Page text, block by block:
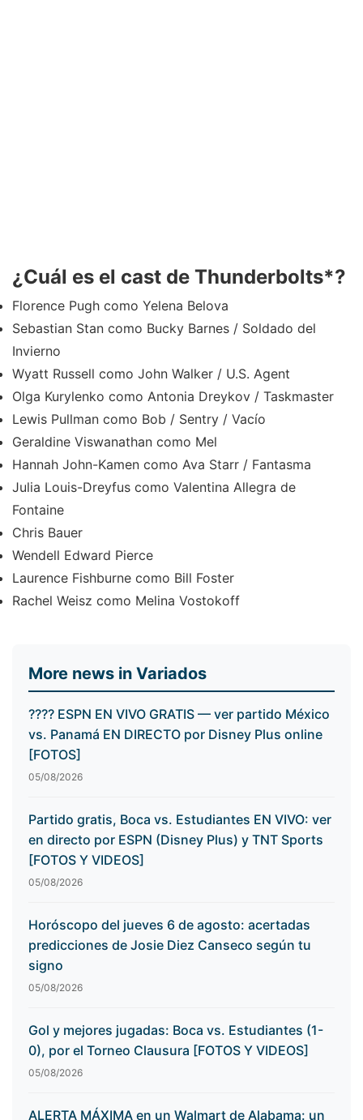
¿Cuál es el cast de Thunderbolts*?
Florence Pugh como Yelena Belova
Sebastian Stan como Bucky Barnes / Soldado del
Invierno
Wyatt Russell como John Walker / U.S. Agent
Olga Kurylenko como Antonia Dreykov / Taskmaster
Lewis Pullman como Bob / Sentry / Vacío
Geraldine Viswanathan como Mel
Hannah John-Kamen como Ava Starr / Fantasma
Julia Louis-Dreyfus como Valentina Allegra de
Fontaine
Chris Bauer
Wendell Edward Pierce
Laurence Fishburne como Bill Foster
Rachel Weisz como Melina Vostokoff
More news in Variados
???? ESPN EN VIVO GRATIS — ver partido México
vs. Panamá EN DIRECTO por Disney Plus online
[FOTOS]
05/08/2026
Partido gratis, Boca vs. Estudiantes EN VIVO: ver
en directo por ESPN (Disney Plus) y TNT Sports
[FOTOS Y VIDEOS]
05/08/2026
Horóscopo del jueves 6 de agosto: acertadas
predicciones de Josie Diez Canseco según tu
signo
05/08/2026
Gol y mejores jugadas: Boca vs. Estudiantes (1-
0), por el Torneo Clausura [FOTOS Y VIDEOS]
05/08/2026
ALERTA MÁXIMA en un Walmart de Alabama: un